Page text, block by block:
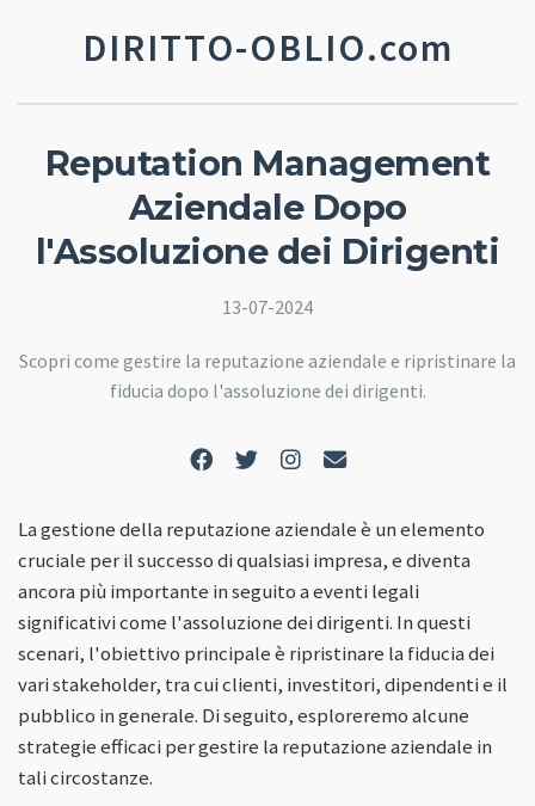
DIRITTO-OBLIO.com
Reputation Management
Aziendale Dopo
l'Assoluzione dei Dirigenti
13-07-2024
Scopri come gestire la reputazione aziendale e ripristinare la
fiducia dopo l'assoluzione dei dirigenti.
La gestione della reputazione aziendale è un elemento
cruciale per il successo di qualsiasi impresa, e diventa
ancora più importante in seguito a eventi legali
significativi come l'assoluzione dei dirigenti. In questi
scenari, l'obiettivo principale è ripristinare la fiducia dei
vari stakeholder, tra cui clienti, investitori, dipendenti e il
pubblico in generale. Di seguito, esploreremo alcune
strategie efficaci per gestire la reputazione aziendale in
tali circostanze.